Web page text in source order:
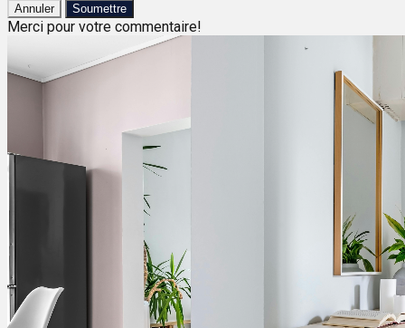
Annuler Soumettre
Merci pour votre commentaire!